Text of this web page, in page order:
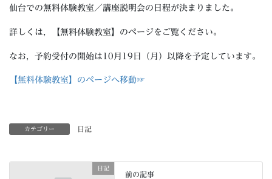
仙台での無料体験教室／講座説明会の日程が決まりました。
詳しくは，【無料体験教室】のページをご覧ください。
なお，予約受付の開始は10月19日（月）以降を予定しています。
【無料体験教室】のページへ移動☞
カテゴリー 日記
日記
前の記事